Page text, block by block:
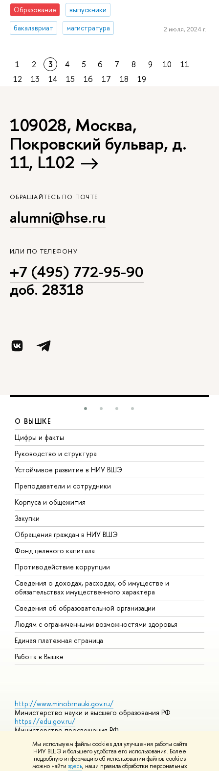
Мы используем файлы cookies для улучшения работы сайта
НИУ ВШЭ и большего удобства его использования. Более
подробную информацию об использовании файлов cookies
можно найти здесь, наши правила обработки персональных
Образование
выпускники
бакалавриат
магистратура 2 июля, 2024 г.
1 2 3 4 5 6 7 8 9 10
11
12
13 14 15 16 17 18 19
109028, Москва,
Покровский бульвар, д.
11, L102
ОБРАЩАЙТЕСЬ ПО ПОЧТЕ
alumni@hse.ru
ИЛИ ПО ТЕЛЕФОНУ
+7 (495) 772-95-90
доб. 28318
О ВЫШКЕ
Цифры и факты
Руководство и структура
Устойчивое развитие в НИУ ВШЭ
Преподаватели и сотрудники
Корпуса и общежития
Закупки
Обращения граждан в НИУ ВШЭ
Фонд целевого капитала
Противодействие коррупции
Сведения о доходах, расходах, об имуществе и
обязательствах имущественного характера
Сведения об образовательной организации
Людям с ограниченными возможностями здоровья
Единая платежная страница
Работа в Вышке
http://www.minobrnauki.gov.ru/
Министерство науки и высшего образования РФ
https://edu.gov.ru/
Министерство просвещения РФ
https://elearning.hse.ru/mooc
Массовые открытые онлайн-курсы